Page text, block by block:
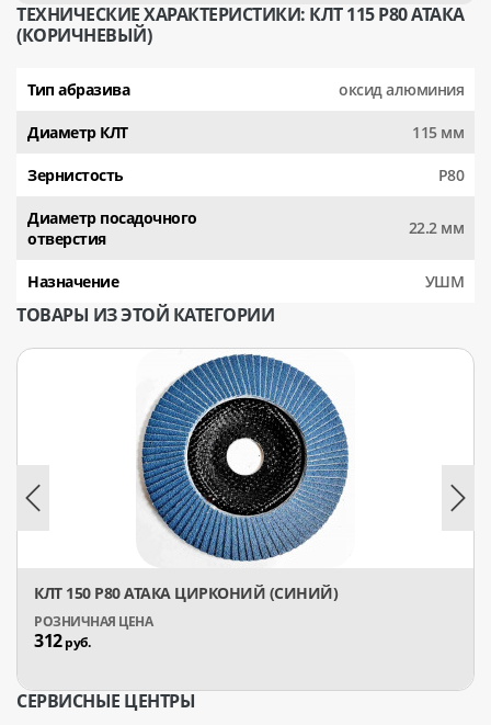
ТЕХНИЧЕСКИЕ ХАРАКТЕРИСТИКИ: КЛТ 115 Р80 АТАКА
(КОРИЧНЕВЫЙ)
Тип абразива оксид алюминия
Диаметр КЛТ 115 мм
Зернистость Р80
Диаметр посадочного
отверстия
22.2 мм
Назначение УШМ
ТОВАРЫ ИЗ ЭТОЙ КАТЕГОРИИ
КЛТ 150 Р80 АТАКА ЦИРКОНИЙ (СИНИЙ)
312руб.
СЕРВИСНЫЕ ЦЕНТРЫ